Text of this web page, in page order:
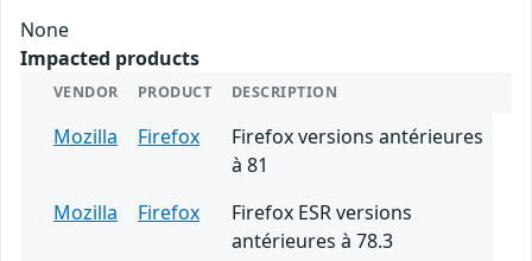
None
Impacted products
VENDOR PRODUCT DESCRIPTION
Mozilla Firefox
Firefox versions antérieures
à 81
Mozilla
Firefox
Firefox ESR versions
antérieures à 78.3